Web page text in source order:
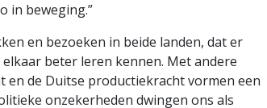
in beweging.”
en bezoeken in beide landen, dat er
beter leren kennen. Met andere
en de Duitse productiekracht vormen een
onzekerheden dwingen ons als